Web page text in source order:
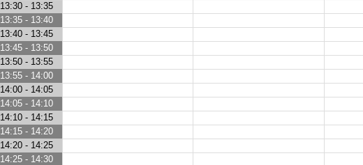
13:30 - 13:35
13:35 - 13:40
13:40 - 13:45
13:45 - 13:50
13:50 - 13:55
13:55 - 14:00
14:00 - 14:05
14:05 - 14:10
14:10 - 14:15
14:15 - 14:20
14:20 - 14:25
14:25 - 14:30